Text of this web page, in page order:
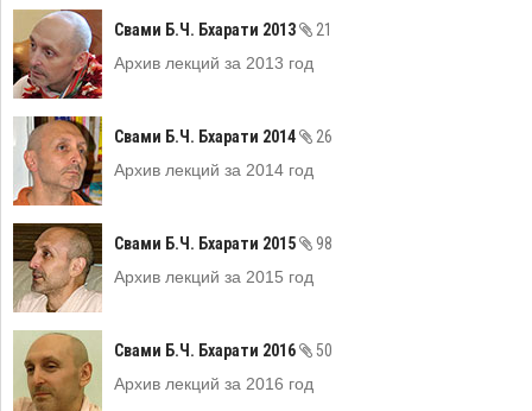
Свами Б.Ч. Бхарати 2013
21
Архив лекций за 2013 год
Свами Б.Ч. Бхарати 2014
26
Архив лекций за 2014 год
Свами Б.Ч. Бхарати 2015
98
Архив лекций за 2015 год
Свами Б.Ч. Бхарати 2016
50
Архив лекций за 2016 год